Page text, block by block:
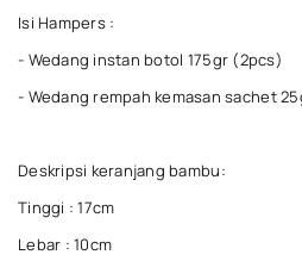
Isi Hampers :
- Wedang instan botol 175gr (2pcs)
- Wedang rempah kemasan sachet
Deskripsi keranjang bambu:
Tinggi : 17cm
Lebar : 10cm